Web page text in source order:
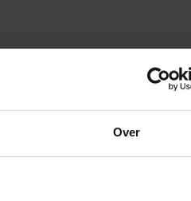
Over